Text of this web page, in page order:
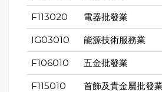
F113020 電器批發業
IG03010 能源技術服務業
F106010 五金批發業
F115010 首飾及貴金屬批發業